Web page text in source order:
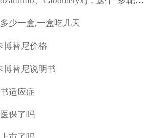
少一盒,一盒吃几天
博替尼价格
博替尼说明书
适应症
保了吗